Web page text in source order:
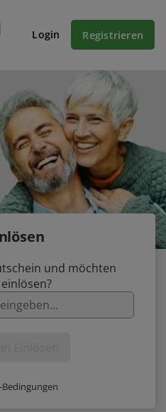
Login Registrieren
und möchten